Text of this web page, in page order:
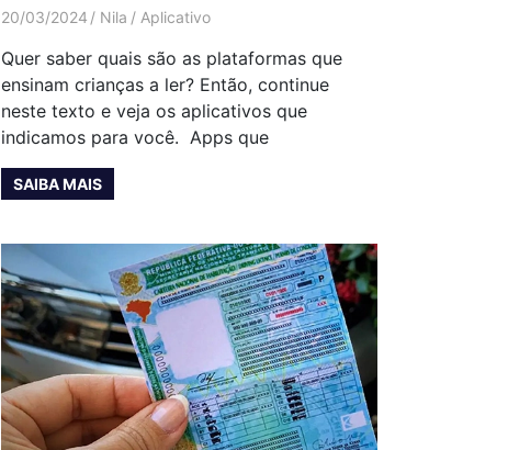
20/03/2024 Nila Aplicativo
Quer saber quais são as plataformas que
ensinam crianças a ler? Então, continue
neste texto e veja os aplicativos que
indicamos para você. Apps que
SAIBA MAIS